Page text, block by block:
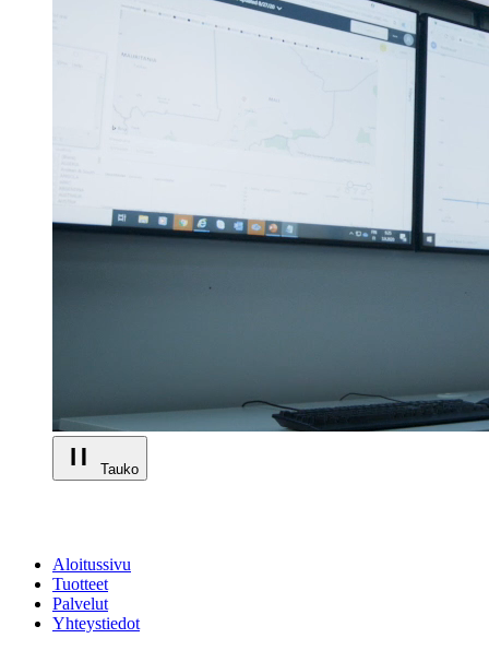
Tauko
Aloitussivu
Tuotteet
Palvelut
Yhteystiedot